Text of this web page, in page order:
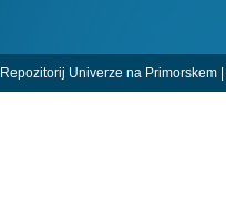
Repozitorij Univerze na Primorskem |